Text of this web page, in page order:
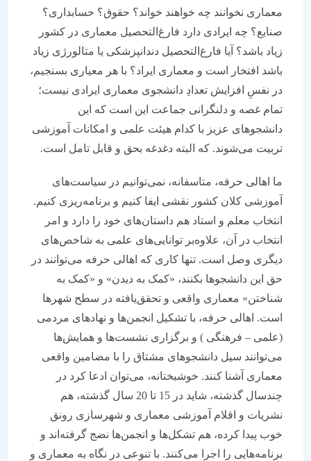
معماری نخوانند چه خواهند خواند؟ حقوق؟ حسابداری؟
صنایع؟ چه ایرادی دارد فارغ‌التحصیل معماری در کشور
زیاد باشد؟ آیا فارغ‌التحصیل دندانپزشکی یا متالورژی زیاد
باشد افتخار است و معماری ایراد؟ با هر معیاری بسنجیم،
در نفسِ افزایش تعدادِ دانشجوی معماری ایرادی نیست؛
تمام غصه و دلنگرانی جماعت این است که این
دانشجوهای عزیز با کدام هیئت علمی و امکانات آموزشی
تربیت می‌شوند. که البته دغدغه بحق و قابل تامل است.
ما اهالی حرفه، متاسفانه، نمی‌توانیم در سیاست‌های
آموزشی کلان کشور نقشی ایفا کنیم و برنامه‌ریزی کنیم.
انتخاب معلم و استاد هم داستان‌های خود را دارد و امر
انتخاب در آن، علاوه‌بر توانایی‌های علمی به شاخص‌های
دیگری وصل است. تنها کاری که اهالی حرفه می‌توانند در
حق این دانشجوها بکنند، «کمک به دیدن» و «کمک به
شناختن» معماری واقعی و تحقق‌یافته در سطح شهرها
است. اهالی حرفه، با تشکیل انجمن‌ها و نهادهای مردمی
(علمی – فرهنگی ) و برگزاری نشست‌ها و همایش‌ها
می‌توانند سیل دانشجوهای مشتاق را با مضامین واقعی
معماری آشنا کنند. خوشبختانه، می‌توان ادعا کرد در
چندسال گذشته، شاید در 15 تا 20 سال گذشته، هم
نشریات و اقلام آموزشی معماری و شهرسازی رونق
خوب پیدا کرده، هم تشکل‌ها و انجمن‌ها نضج گرفته‌اند و
برنامه‌هایی را اجرا می‌کنند. با تنوعی در نگاه به معماری و